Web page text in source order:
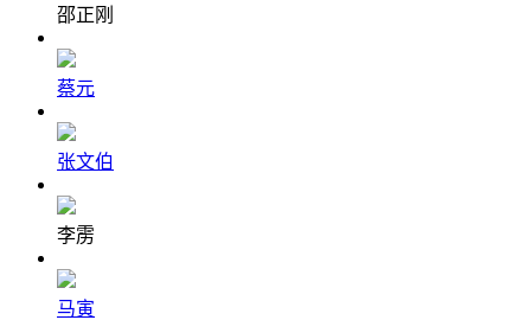
邵正刚
蔡元
张文伯
李雳
马寅